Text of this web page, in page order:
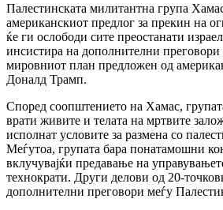
Палестинската милитантна група
американскиот предлог за прекин на
ќе ги ослободи сите преостанати
инсистира на дополнителни преговори
мировниот план предложен од
Доналд Трамп.
Според соопштението на Хамас,
врати живите и телата на мртвите
исполнат условите за размена со
Меѓутоа, групата бара понатамошни
вклучувајќи предавање на
технократи. Други делови од 20-
дополнителни преговори меѓу